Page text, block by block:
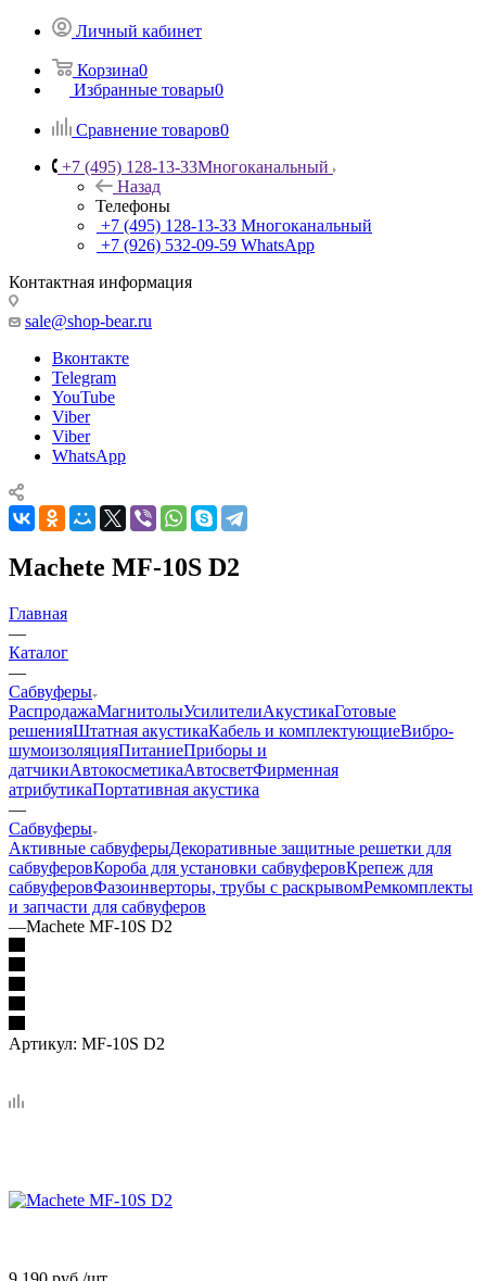
Личный кабинет
Корзина0
Избранные товары0
Сравнение товаров0
+7 (495) 128-13-33Многоканальный
Назад
Телефоны
+7 (495) 128-13-33 Многоканальный
+7 (926) 532-09-59 WhatsApp
Контактная информация
sale@shop-bear.ru
Вконтакте
Telegram
YouTube
Viber
Viber
WhatsApp
Machete MF-10S D2
Главная
—
Каталог
—
Сабвуферы
РаспродажаМагнитолыУсилителиАкустикаГотовые
решенияШтатная акустикаКабель и комплектующиеВибро-
шумоизоляцияПитаниеПриборы и
датчикиАвтокосметикаАвтосветФирменная
атрибутикаПортативная акустика
—
Сабвуферы
Активные сабвуферыДекоративные защитные решетки для
сабвуферовКороба для установки сабвуферовКрепеж для
сабвуферовФазоинверторы, трубы с раскрывомРемкомплекты
и запчасти для сабвуферов
—Machete MF-10S D2
Артикул: MF-10S D2